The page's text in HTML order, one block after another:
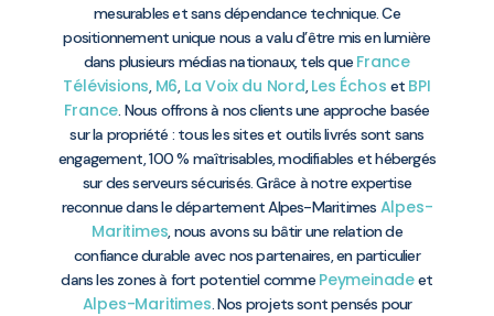
mesurables et sans dépendance technique. Ce
positionnement unique nous a valu d’être mis en lumière
dans plusieurs médias nationaux, tels que France
Télévisions, M6, La Voix du Nord,Les Échos et BPI
France. Nous offrons à nos clients une approche basée
sur la propriété : tous les sites et outils livrés sont sans
engagement, 100 % maîtrisables, modifiables et hébergés
sur des serveurs sécurisés. Grâce à notre expertise
reconnue dans le département Alpes-Maritimes Alpes-
Maritimes, nous avons su bâtir une relation de
confiance durable avec nos partenaires, en particulier
dans les zones à fort potentiel comme Peymeinadeet
Alpes-Maritimes. Nos projets sont pensés pour